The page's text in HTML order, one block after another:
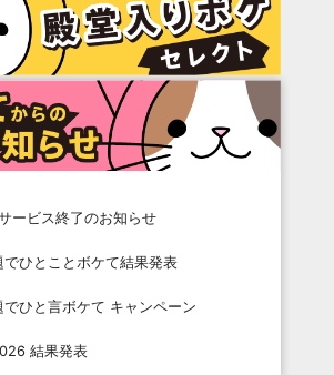
ービス終了のお知らせ
でひとことボケて結果発表
でひと言ボケて キャンペーン
結果発表